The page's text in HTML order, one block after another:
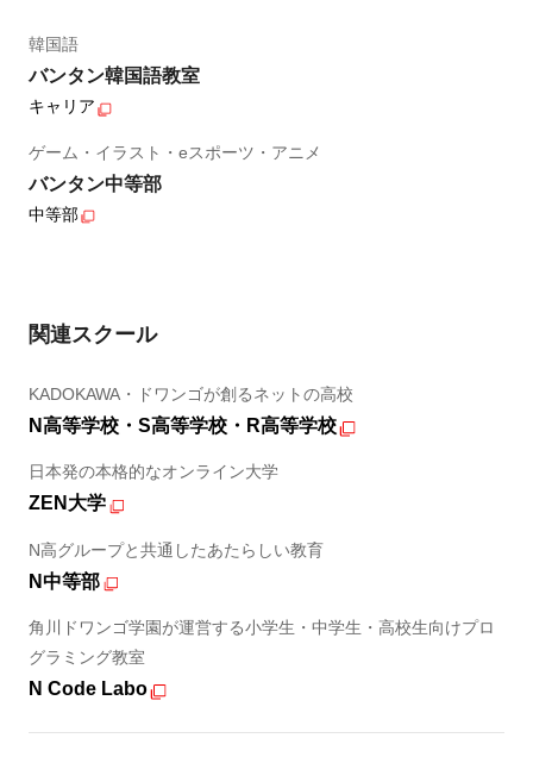
韓国語
バンタン韓国語教室
キャリア
ゲーム・イラスト・eスポーツ・アニメ
バンタン中等部
中等部
関連スクール
KADOKAWA・ドワンゴが創るネットの高校
N高等学校・S高等学校・R高等学校
日本発の本格的なオンライン大学
ZEN大学
N高グループと共通したあたらしい教育
N中等部
角川ドワンゴ学園が運営する小学生・中学生・高校生向けプロ
グラミング教室
N Code Labo